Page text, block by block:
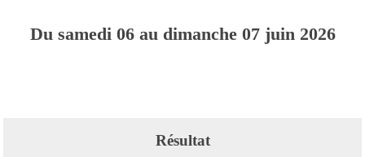
Du samedi 06au dimanche 07 juin 2026
Résultat